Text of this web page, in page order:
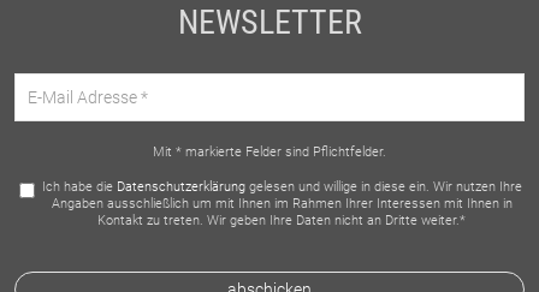
NEWSLETTER
Mit * markierte Felder sind Pflichtfelder.
Ich habe dieDatenschutzerklärunggelesen und willige in diese ein. Wir nutzen Ihre
Angaben ausschließlich um mit Ihnen im Rahmen Ihrer Interessen mit Ihnen in
Kontakt zu treten. Wir geben Ihre Daten nicht an Dritte weiter.*